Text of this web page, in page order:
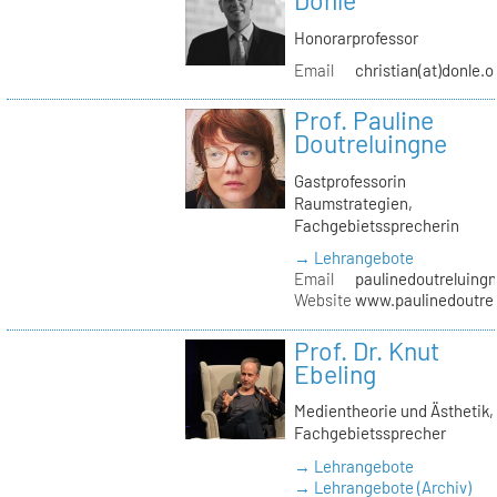
Honorarprofessor
Email
Prof. Pauline
Doutreluingne
Gastprofessorin
Raumstrategien,
Fachgebietssprecherin
→ Lehrangebote
Email
Website
Prof. Dr. Knut
Ebeling
Medientheorie und Ästhetik,
Fachgebietssprecher
→ Lehrangebote
→ Lehrangebote (Archiv)